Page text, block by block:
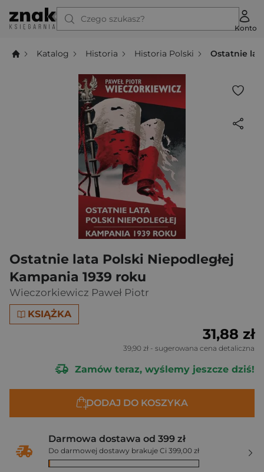
Czego szukasz?
Konto
Katalog Historia Historia Polski Ostatnie
Ostatnie lata Polski Niepodległej
Kampania 1939 roku
Wieczorkiewicz Paweł Piotr
KSIĄŻKA
31,88 zł
39,90 zł - sugerowana cena detaliczna
Zamów teraz, wyślemy jeszcze dziś!
DODAJ DO KOSZYKA
Darmowa dostawa od 399 zł
Do darmowej dostawy brakuje Ci 399,00 zł